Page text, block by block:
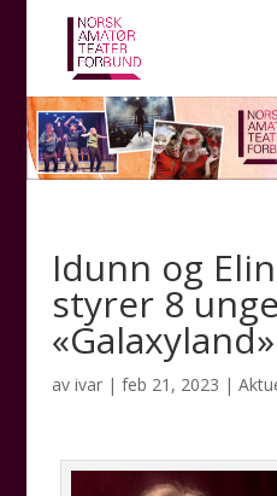
Idunn og
styrer 8
«Galaxyland»
av ivar| feb 21, 2023 |